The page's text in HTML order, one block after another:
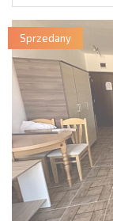
Sprzedany